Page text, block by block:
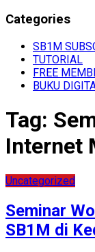
Categories
SB1M
TUTORIAL
FREE
BUKU
Tag:
Internet
Uncategorized
Seminar
SB1M di